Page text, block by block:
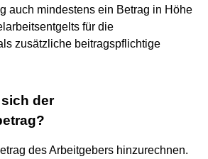
auch mindestens ein Betrag in Höhe
für die
zusätzliche beitragspflichtige
der
des Arbeitgebers hinzurechnen.